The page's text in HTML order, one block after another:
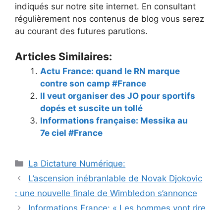
indiqués sur notre site internet. En consultant
régulièrement nos contenus de blog vous serez
au courant des futures parutions.
Articles Similaires:
Actu France: quand le RN marque
contre son camp #France
Il veut organiser des JO pour sportifs
dopés et suscite un tollé
Informations française: Messika au
7e ciel #France
Catégories
La Dictature Numérique:
L’ascension inébranlable de Novak Djokovic
: une nouvelle finale de Wimbledon s’annonce
Informations France: « Les hommes vont rire